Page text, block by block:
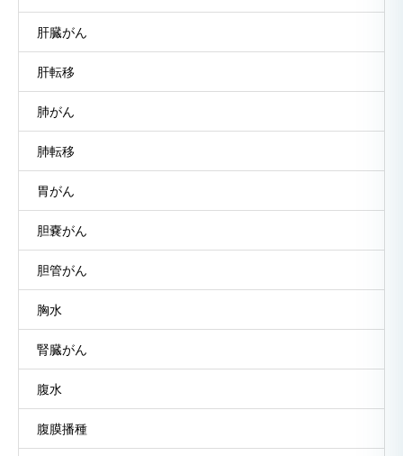
肝臓がん
肝転移
肺がん
肺転移
胃がん
胆嚢がん
胆管がん
胸水
腎臓がん
腹水
腹膜播種